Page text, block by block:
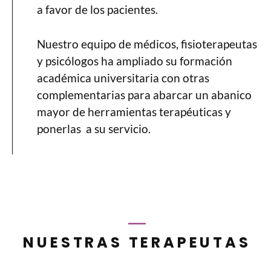
a favor de los pacientes.
Nuestro equipo de médicos, fisioterapeutas
y psicólogos ha ampliado su formación
académica universitaria con otras
complementarias para abarcar un abanico
mayor de herramientas terapéuticas y
ponerlas a su servicio.
NUESTRAS TERAPEUTAS